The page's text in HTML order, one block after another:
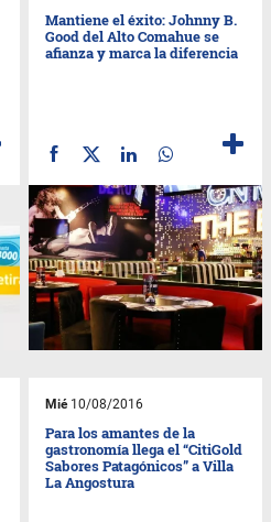
Mantiene el éxito: Johnny B.
Good del Alto Comahue se
afianza y marca la diferencia
Mié10/08/2016
Para los amantes de la
gastronomía llega el “CitiGold
Sabores Patagónicos” a Villa
La Angostura